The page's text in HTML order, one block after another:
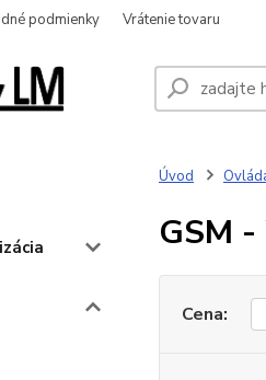
podmienky Vrátenie tovaru
Úvod
GSM
Cena: